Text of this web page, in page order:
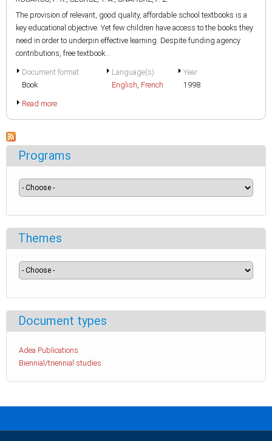
The provision of relevant, good quality, affordable school textbooks is a
key educational objective. Yet few children have access to the books they
need in order to underpin effective learning. Despite funding agency
contributions, free textbook...
Document format
Book
Language(s)
English, French
Year
1998
Read more
Programs
Themes
Document types
Adea Publications
Biennial/triennial studies